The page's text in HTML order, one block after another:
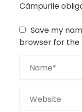
Câmpurile
Save my
browser for the